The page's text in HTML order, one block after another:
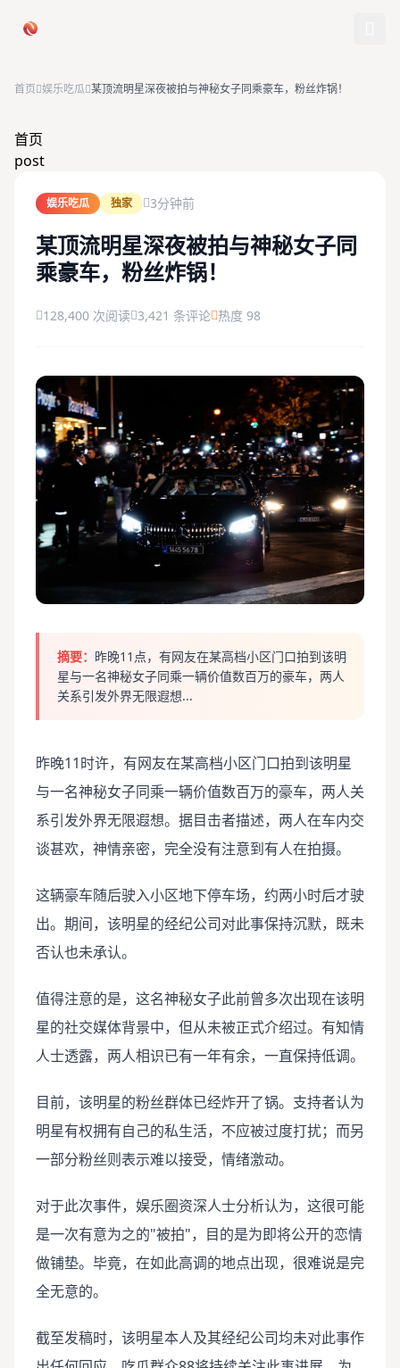
今日爆料
首页 娱乐吃瓜 某顶流明星深夜被拍与神秘女子同乘豪车，粉丝炸锅！
首页
post
娱乐吃瓜 独家 3分钟前
某顶流明星深夜被拍与神秘女子同
乘豪车，粉丝炸锅！
128,400 次阅读 3,421 条评论 热度 98
摘要： 昨晚11点，有网友在某高档小区门口拍到该明
星与一名神秘女子同乘一辆价值数百万的豪车，两人
关系引发外界无限遐想...
昨晚11时许，有网友在某高档小区门口拍到该明星
与一名神秘女子同乘一辆价值数百万的豪车，两人关
系引发外界无限遐想。据目击者描述，两人在车内交
谈甚欢，神情亲密，完全没有注意到有人在拍摄。
这辆豪车随后驶入小区地下停车场，约两小时后才驶
出。期间，该明星的经纪公司对此事保持沉默，既未
否认也未承认。
值得注意的是，这名神秘女子此前曾多次出现在该明
星的社交媒体背景中，但从未被正式介绍过。有知情
人士透露，两人相识已有一年有余，一直保持低调。
目前，该明星的粉丝群体已经炸开了锅。支持者认为
明星有权拥有自己的私生活，不应被过度打扰；而另
一部分粉丝则表示难以接受，情绪激动。
对于此次事件，娱乐圈资深人士分析认为，这很可能
是一次有意为之的"被拍"，目的是为即将公开的恋情
做铺垫。毕竟，在如此高调的地点出现，很难说是完
全无意的。
截至发稿时，该明星本人及其经纪公司均未对此事作